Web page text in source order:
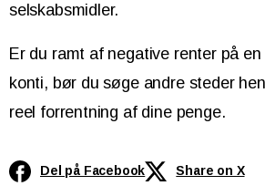
selskabsmidler.
Er du ramt af negative renter på
konti, bør du søge andre steder
reel forrentning af dine penge.
Del på Facebook Share on X